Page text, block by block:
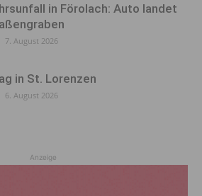
in Förolach: Auto landet
7. August 2026
in St. Lorenzen
6. August 2026
Anzeige